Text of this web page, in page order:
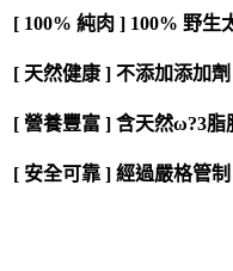
[ 100% 純肉 ] 100% 野生
[ 天然健康 ] 不添加添加
[ 營養豐富 ] 含天然ω?3脂
[ 安全可靠 ] 經過嚴格管